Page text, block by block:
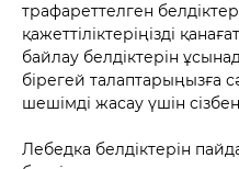
трафареттелген
қажеттіліктеріңізді
байлау белдіктерін
бірегей талаптарыңызға
шешімді жасау үшін
Лебедка белдіктерін